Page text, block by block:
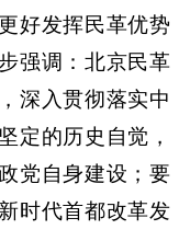
好发挥民革优势
强调：北京民革
深入贯彻落实中
定的历史自觉，
党自身建设；要
时代首都改革发